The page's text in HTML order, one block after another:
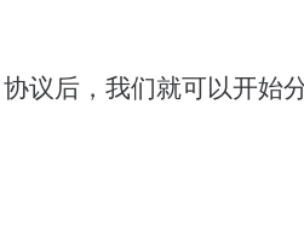
议后，我们就可以开始分